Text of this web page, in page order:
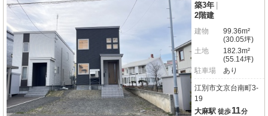
築3年
2階建
建物
99.36m²
(30.05坪)
土地
182.3m²
(55.14坪)
駐車場
あり
江別市文京台南町3-
19
大麻駅 徒歩11分